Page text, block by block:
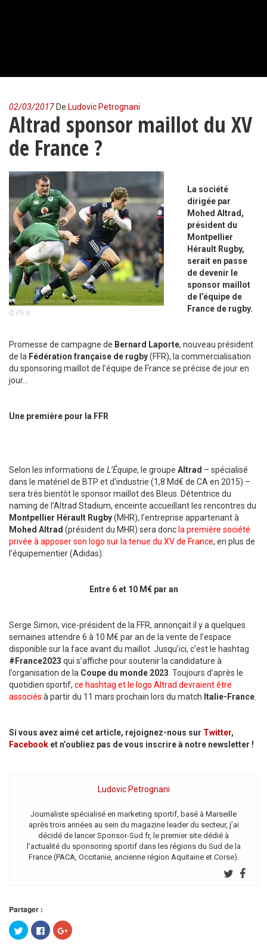
02/03/2017 De Ludovic Petrognani
Altrad sponsor maillot du XV
de France ?
© Ffr.fr
La société
dirigée par
Mohed Altrad,
président du
Montpellier
Hérault Rugby,
serait en passe
de devenir le
sponsor maillot
de l’équipe de
France de rugby.
Promesse de campagne de Bernard Laporte, nouveau président
de la Fédération française de rugby(FFR), la commercialisation
du sponsoring maillot de l’équipe de France se précise de jour en
jour…
Une première pour la FFR
Selon les informations de L’Équipe, le groupe Altrad – spécialisé
dans le matériel de BTP et d’industrie (1,8 Md€ de CA en 2015) –
sera très bientôt le sponsor maillot des Bleus. Détentrice du
naming de l’Altrad Stadium, enceinte accueillant les rencontres du
Montpellier Hérault Rugby(MHR), l’entreprise appartenant à
Mohed Altrad (président du MHR) sera donc la première société
privée à apposer son logo sur la tenue du XV de France, en plus de
l’équipementier (Adidas).
Entre 6 et 10 M€ par an
Serge Simon, vice-président de la FFR, annonçait il y a quelques
semaines attendre 6 à 10 M€ par an de la vente de l’espace
disponible sur la face avant du maillot. Jusqu’ici, c’est le hashtag
#France2023 qui s’affiche pour soutenir la candidature à
l’organisation de la Coupe du monde 2023 . Toujours d’après le
quotidien sportif, ce hashtag et le logo Altrad devraient être
associés à partir du 11 mars prochain lors du match Italie-France
Si vous avez aimé cet article, rejoignez-nous sur Twitter,
Facebook et n’oubliez pas de vous inscrire à notre newsletter !
Ludovic Petrognani
Journaliste spécialisé en marketing sportif, basé à Marseille
après trois années au sein du magazine leader du secteur, j’ai
décidé de lancer Sponsor-Sud.fr, le premier site dédié à
l’actualité du sponsoring sportif dans les régions du Sud de la
France (PACA, Occitanie, ancienne région Aquitaine et Corse).
Partager :
Cliquez
pour
partager
Cliquez
pour
partager
Cliquez
pour